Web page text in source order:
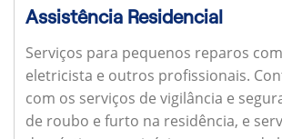
Assistência Residencial
Serviços para pequenos reparos
eletricista e outros profissionais.
com os serviços de vigilância e
de roubo e furto na residência, e